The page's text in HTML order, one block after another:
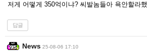
저게 어떻게 350억이냐? 씨발놈들아 욕안할라
답글
News 25-08-06 17:10